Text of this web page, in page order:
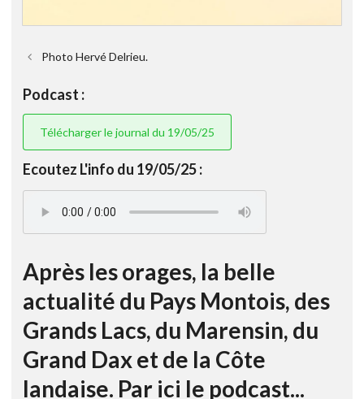
Photo Hervé Delrieu.
Podcast :
Télécharger le journal du 19/05/25
Ecoutez L'info du 19/05/25 :
Après les orages, la belle
actualité du Pays Montois, des
Grands Lacs, du Marensin, du
Grand Dax et de la Côte
landaise. Par ici le podcast...